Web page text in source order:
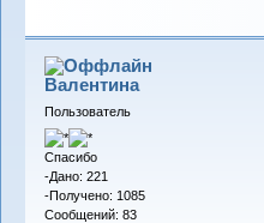
Валентина
Пользователь
Спасибо
-Дано: 221
-Получено: 1085
Сообщений: 83